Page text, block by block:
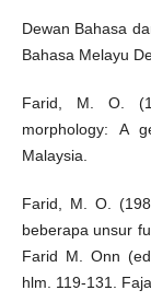
Dewan Bahasa
Bahasa Melayu
Farid, M. O.
morphology: A
Malaysia.
Farid, M. O.
beberapa unsur
Farid M. Onn
hlm. 119-131.